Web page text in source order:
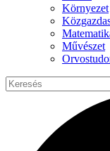
Környezet
Művészet